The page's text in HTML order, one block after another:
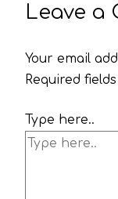
Leave a
Your email
Required
Type here..